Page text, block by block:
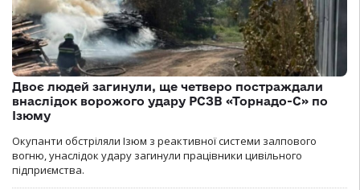
Двоє людей загинули, ще четверо постраждали
внаслідок ворожого удару РСЗВ «Торнадо-С» по
Ізюму
Окупанти обстріляли Ізюм з реактивної системи залпового
вогню, унаслідок удару загинули працівники цивільного
підприємства.